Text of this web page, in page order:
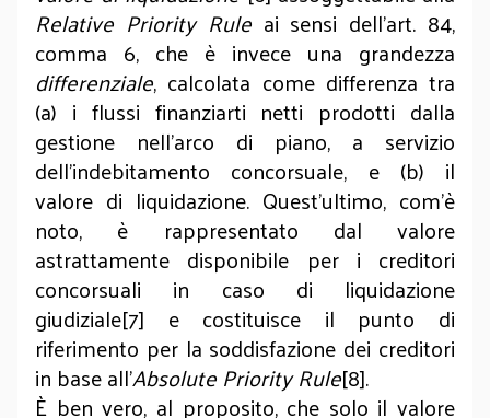
Relative Priority Ruleai sensi dell’art. 84,
comma 6, che è invece una grandezza
differenziale, calcolata come differenza tra
(a) i flussi finanziarti netti prodotti dalla
gestione nell’arco di piano, a servizio
dell’indebitamento concorsuale, e (b) il
valore di liquidazione. Quest’ultimo, com’è
noto, è rappresentato dal valore
astrattamente disponibile per i creditori
concorsuali in caso di liquidazione
giudiziale[7] e costituisce il punto di
riferimento per la soddisfazione dei creditori
in base all’Absolute Priority Rule[8].
È ben vero, al proposito, che solo il valore